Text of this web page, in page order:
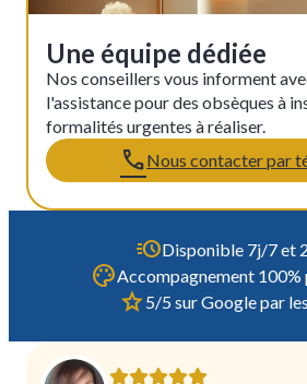
Une équipe dédiée
Nos conseillers vous informent
l'assistance pour des obsèques à
formalités urgentes à réaliser.
Nous contacter par
Disponible 7j/7 et
Accompagnement 100%
5/5 sur Google par